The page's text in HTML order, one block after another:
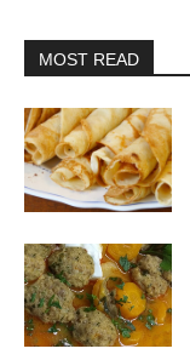
MOST READ